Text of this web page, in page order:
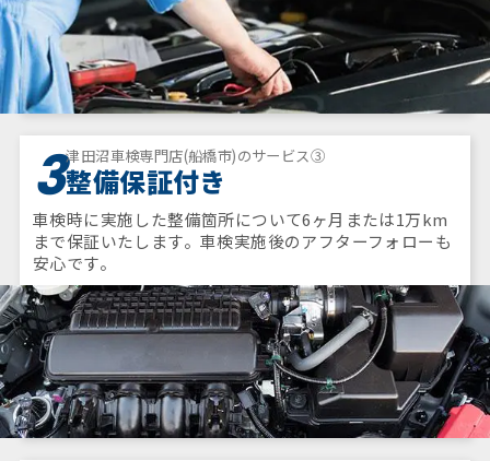
3津田沼車検専門店(船橋市)のサービス③
整備保証付き
車検時に実施した整備箇所について6ヶ月または1万km
まで保証いたします。車検実施後のアフターフォローも
安心です。